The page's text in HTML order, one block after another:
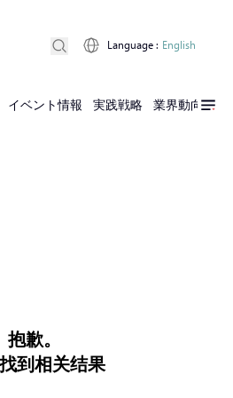
イベント情報 実践戦略 業界動向 実
Language : English
抱歉。
到相关结果